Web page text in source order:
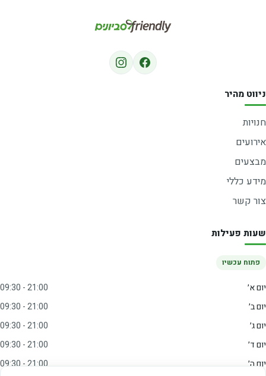
ניווט מהיר
חנויות
אירועים
מבצעים
מידע כללי
צור קשר
שעות פעילות
פתוח עכשיו
יום א׳
09:30 - 21:00
יום ב׳
09:30 - 21:00
יום ג׳
09:30 - 21:00
יום ד׳
09:30 - 21:00
יום ה׳
09:30 - 21:00